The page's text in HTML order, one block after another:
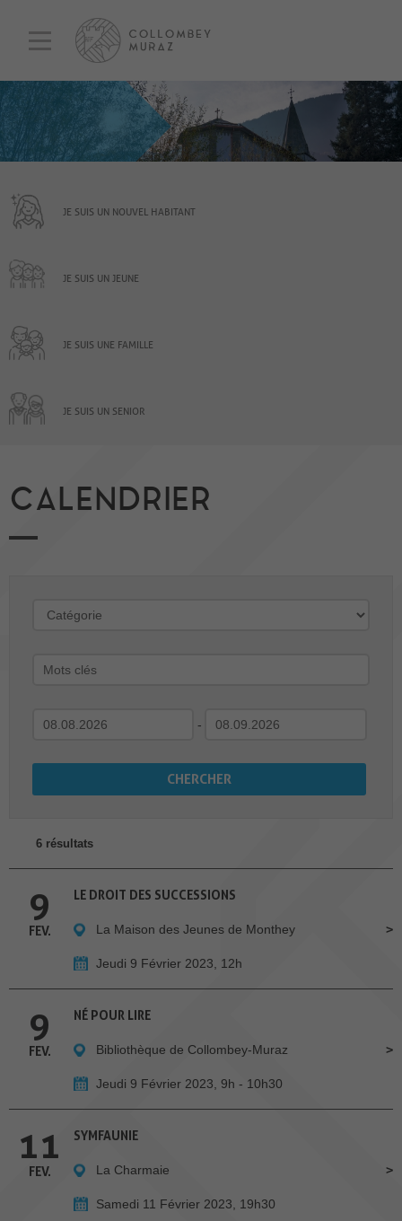
JE SUIS UN NOUVEL HABITANT
JE SUIS UN JEUNE
JE SUIS UNE FAMILLE
JE SUIS UN SENIOR
CALENDRIER
-
6 résultats
9
FEV.
LE DROIT DES SUCCESSIONS
La Maison des Jeunes de Monthey
Jeudi 9 Février 2023, 12h
9
FEV.
NÉ POUR LIRE
Bibliothèque de Collombey-Muraz
Jeudi 9 Février 2023, 9h - 10h30
11
FEV.
SYMFAUNIE
La Charmaie
Samedi 11 Février 2023, 19h30